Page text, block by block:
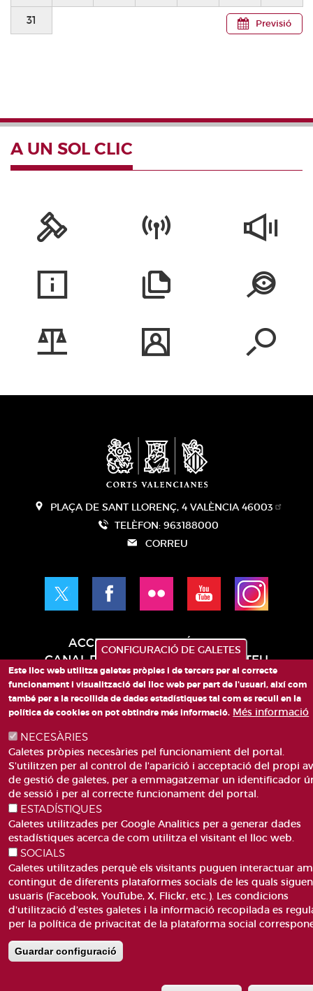
Previsió
31
A UN SOL CLIC
PLAÇA DE SANT LLORENÇ, 4 VALÈNCIA 46003
TELÈFON: 963188000
CORREU
Pie
de
página
ACCESIBILITAT
AVÍS LEGAL
CANAL DE DENÚNCIES
CONTACTEU
GLOSSARI
PREGUNTES FREQÜENTS
MAPA WEB
POLÍTICA DE GALETES
CONFIGURACIÓ DE GALETES
Este lloc web utilitza galetes pròpies i de tercers per al correcte
funcionament i visualització del lloc web per part de l'usuari, així com
també per a la recollida de dades estadístiques tal com es recull en la
política de cookies on pot obtindre més informació. Més informació
NECESÀRIES
Galetes pròpies necesàries pel funcionamient del portal.
S'utilitzen per al control de l'aparició i acceptació del propi
de gestió de galetes, per a emmagatzemar un identificador
de sessió i per al correcte funcionament del portal.
ESTADÍSTIQUES
Galetes utilitzades per Google Analitics per a generar dades
estadístiques acerca de com utilitza el visitant el lloc web.
SOCIALS
Galetes utilitzades perquè els visitants puguen interactuar
contingut de diferents plataformes socials de les quals siguen
usuaris (Facebook, YouTube, X, Flickr, etc.). Les condicions
d'utilització d'estes galetes i la informació recopilada es
per la política de privacitat de la plataforma social
Guardar configuració